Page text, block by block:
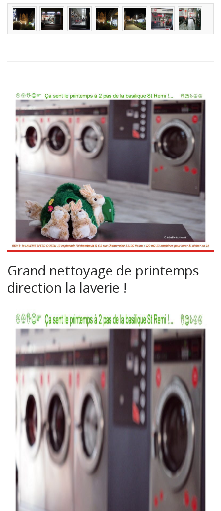
Grand nettoyage de printemps
direction la laverie !